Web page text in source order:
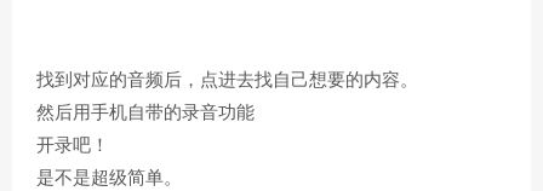
找到对应的音频后，点进去找自己想要的内容。
然后用手机自带的录音功能
开录吧！
是不是超级简单。